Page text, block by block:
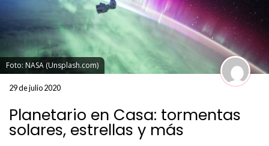
Foto: NASA (Unsplash.com)
29 de julio 2020
Planetario en Casa: tormentas
solares, estrellas y más